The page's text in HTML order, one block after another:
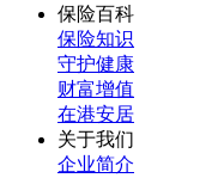
保险百科
保险知识
守护健康
财富增值
在港安居
关于我们
企业简介